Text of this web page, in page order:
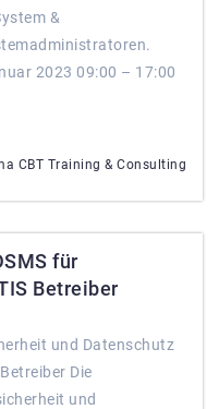
&
2023 09:00 – 17:00
CBT Training & Consulting
für
Betreiber
und Datenschutz
Die
und